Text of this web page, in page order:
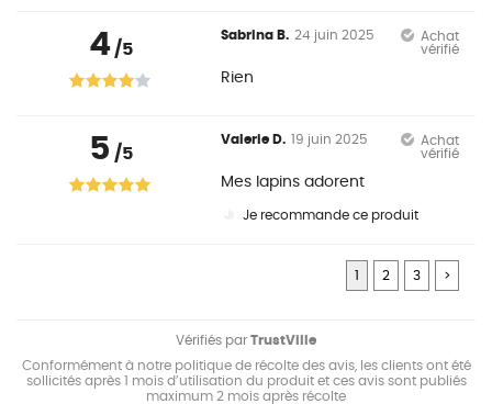
4/5
Sabrina B. 24 juin 2025
Achat
vérifié
Rien
5 /5
Valerie D. 19 juin 2025
Achat
vérifié
Mes lapins adorent
Je recommande ce produit
1 2 3 >
Vérifiés par TrustVille
Conformément à notre politique de récolte des avis, les clients ont été
sollicités après 1 mois d’utilisation du produit et ces avis sont publiés
maximum 2 mois après récolte